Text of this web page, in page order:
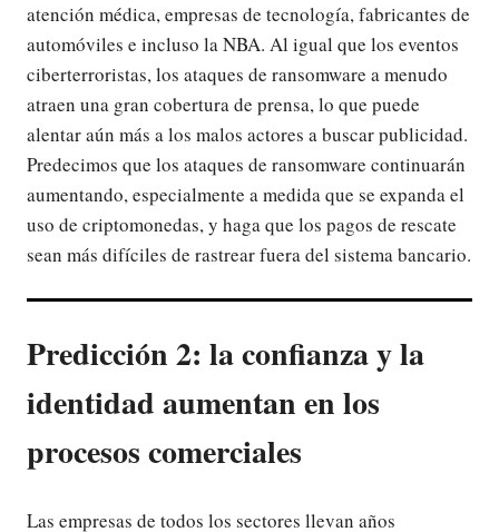
atención médica, empresas de tecnología, fabricantes de
automóviles e incluso la NBA. Al igual que los eventos
ciberterroristas, los ataques de ransomware a menudo
atraen una gran cobertura de prensa, lo que puede
alentar aún más a los malos actores a buscar publicidad.
Predecimos que los ataques de ransomware continuarán
aumentando, especialmente a medida que se expanda el
uso de criptomonedas, y haga que los pagos de rescate
sean más difíciles de rastrear fuera del sistema bancario.
Predicción 2: la confianza y la
identidad aumentan en los
procesos comerciales
Las empresas de todos los sectores llevan años